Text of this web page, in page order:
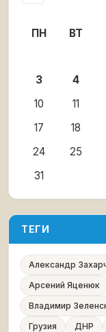
ПН ВТ
3
4
10
11
17
18
24
25
31
ТЕГИ
Александр
Арсений Яценюк
Владимир
Грузия
ДНР